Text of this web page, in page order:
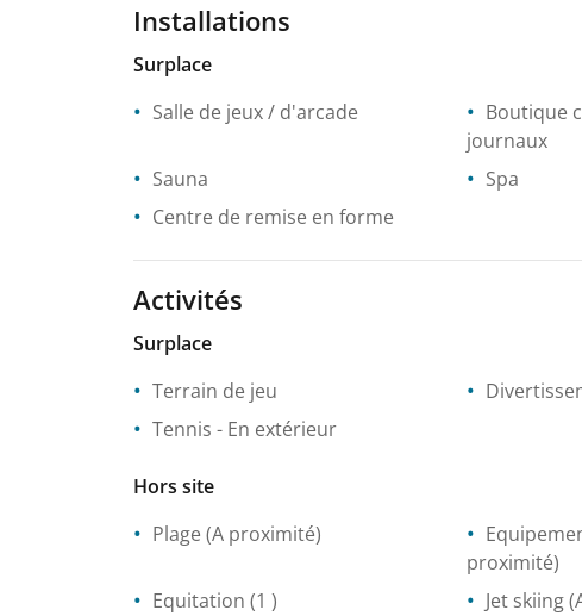
Installations
Surplace
Salle de jeux / d'arcade
Boutique
journaux
Sauna Spa
Centre de remise en forme
Activités
Surplace
Terrain de jeu
Tennis - En extérieur
Hors site
Plage (A proximité)
proximité)
Equitation (1 ) Jet skiing